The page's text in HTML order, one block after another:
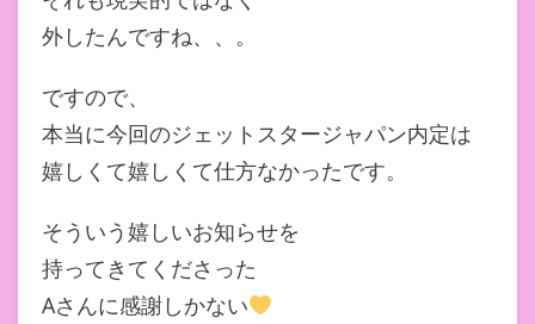
外したんですね、、。
ですので、
本当に今回のジェットスタージャパン内定は
嬉しくて嬉しくて仕方なかったです。
そういう嬉しいお知らせを
持ってきてくださった
Aさんに感謝しかない